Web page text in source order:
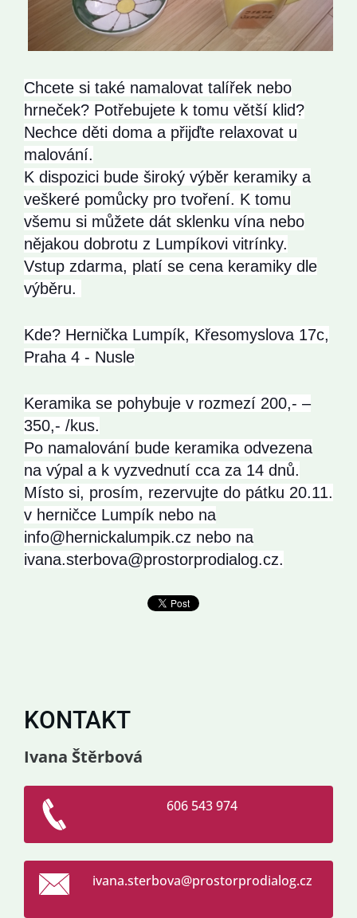
Chcete si také namalovat talířek nebo
hrneček? Potřebujete k tomu větší klid?
Nechce děti doma a přijďte relaxovat u
malování.
K dispozici bude široký výběr keramiky a
veškeré pomůcky pro tvoření. K tomu
všemu si můžete dát sklenku vína nebo
nějakou dobrotu z Lumpíkovi vitrínky.
Vstup zdarma, platí se cena keramiky dle
výběru.
Kde? Hernička Lumpík, Křesomyslova 17c,
Praha 4 - Nusle
Keramika se pohybuje v rozmezí 200,- –
350,- /kus.
Po namalování bude keramika odvezena
na výpal a k vyzvednutí cca za 14 dnů.
Místo si, prosím, rezervujte do pátku 20.11.
v herničce Lumpík nebo na
info@hernickalumpik.cz nebo na
ivana.sterbova@prostorprodialog.cz.
KONTAKT
Ivana Štěrbová
606 543 974
ivana.sterbova@prostorprodialog.cz